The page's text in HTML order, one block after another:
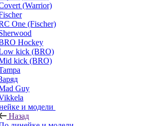
(Warrior)
One (Fischer)
Hockey
kick (BRO)
kick (BRO)
Guy
и модели
Назад